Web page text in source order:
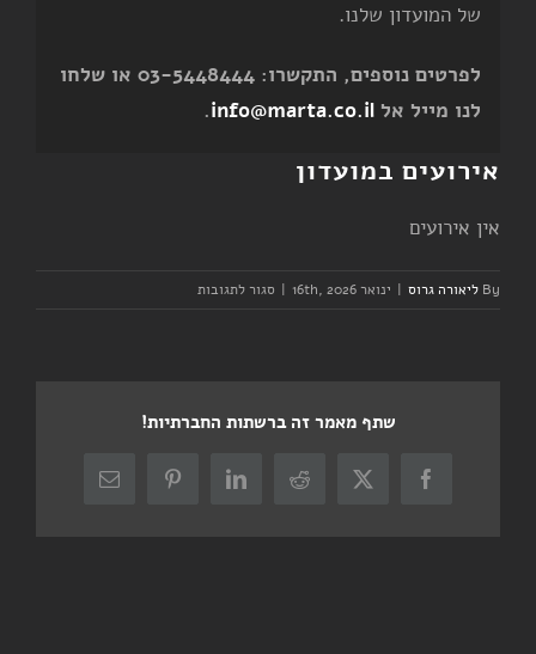
של המועדון שלנו.
לפרטים נוספים, התקשרו: 03-5448444 או שלחו
לנו מייל אל info@marta.co.il
.
אירועים במועדון
אין אירועים
By ליאורה גרוס | ינואר 16th, 2026 | סגור לתגובות
קבוצה
שתף מאמר זה ברשתות החברתיות!
Facebook
X
Reddit
LinkedIn
Pinterestכתובת